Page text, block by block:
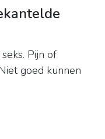
Pijn of
goed kunnen